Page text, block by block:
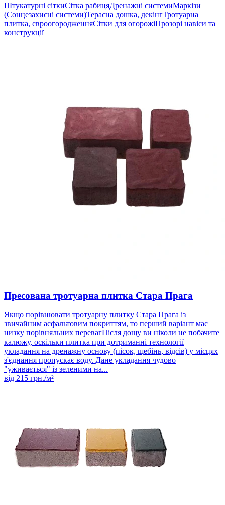
Штукатурні сіткиСітка рабицяДренажні системиМаркізи
(Сонцезахисні системи)Терасна дошка, декінгТротуарна
плитка, євроогородженняСітки для огорожіПрозорі навіси та
конструкції
Пресована тротуарна плитка Стара Прага
Якщо порівнювати тротуарну плитку Стара Прага із
звичайним асфальтовим покриттям, то перший варіант має
низку порівняльних перевагПісля дощу ви ніколи не побачите
калюжу, оскільки плитка при дотриманні технології
укладання на дренажну основу (пісок, щебінь, відсів) у місцях
з'єднання пропускає воду. Дане укладання чудово
"уживається" із зеленими на...
від 215 грн./м²